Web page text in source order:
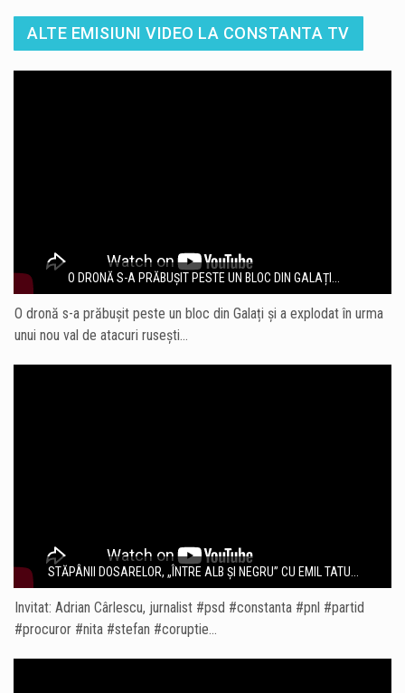
ALTE EMISIUNI VIDEO LA CONSTANTA TV
O DRONĂ S-A PRĂBUȘIT PESTE UN BLOC DIN GALAȚI...
O dronă s-a prăbușit peste un bloc din Galați și a explodat în urma
unui nou val de atacuri rusești…
STĂPÂNII DOSARELOR, „ÎNTRE ALB ȘI NEGRU” CU EMIL TATU...
Invitat: Adrian Cârlescu, jurnalist #psd #constanta #pnl #partid
#procuror #nita #stefan #coruptie…